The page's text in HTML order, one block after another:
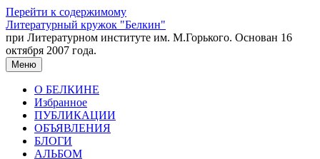
Перейти к содержимому
Литературный кружок "Белкин"
при Литературном институте им. М.Горького. Основан 16
октября 2007 года.
Меню
О БЕЛКИНЕ
Избранное
ПУБЛИКАЦИИ
ОБЪЯВЛЕНИЯ
БЛОГИ
АЛЬБОМ